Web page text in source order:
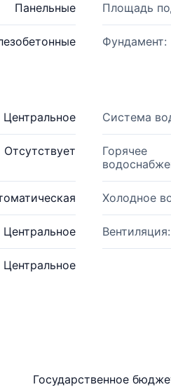
Панельные Площадь
Фундамент:
Центральное Система
Отсутствует
Горячее
Холодное
Центральное Вентиляция:
Центральное
Государственное